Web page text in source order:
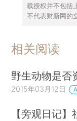
载授权并不包括
不代表财新网的
相关阅读
野生动物是否
2015年03月12日
【旁观日记